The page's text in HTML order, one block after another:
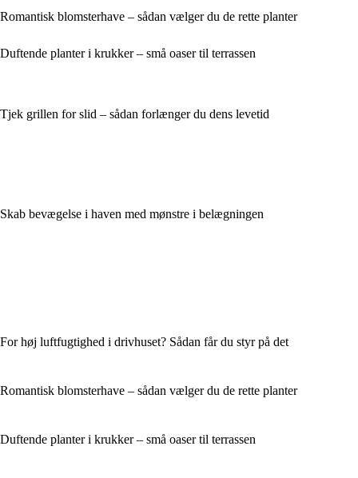
Romantisk blomsterhave – sådan vælger du de rette planter
Duftende planter i krukker – små oaser til terrassen
Tjek grillen for slid – sådan forlænger du dens levetid
Skab bevægelse i haven med mønstre i belægningen
For høj luftfugtighed i drivhuset? Sådan får du styr på det
Romantisk blomsterhave – sådan vælger du de rette planter
Duftende planter i krukker – små oaser til terrassen